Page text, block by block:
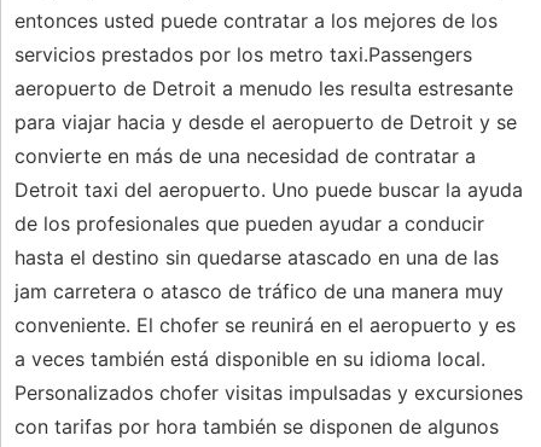
entonces usted puede contratar a los mejores de los
servicios prestados por los metro taxi.Passengers
aeropuerto de Detroit a menudo les resulta estresante
para viajar hacia y desde el aeropuerto de Detroit y se
convierte en más de una necesidad de contratar a
Detroit taxi del aeropuerto. Uno puede buscar la ayuda
de los profesionales que pueden ayudar a conducir
hasta el destino sin quedarse atascado en una de las
jam carretera o atasco de tráfico de una manera muy
conveniente. El chofer se reunirá en el aeropuerto y es
a veces también está disponible en su idioma local.
Personalizados chofer visitas impulsadas y excursiones
con tarifas por hora también se disponen de algunos